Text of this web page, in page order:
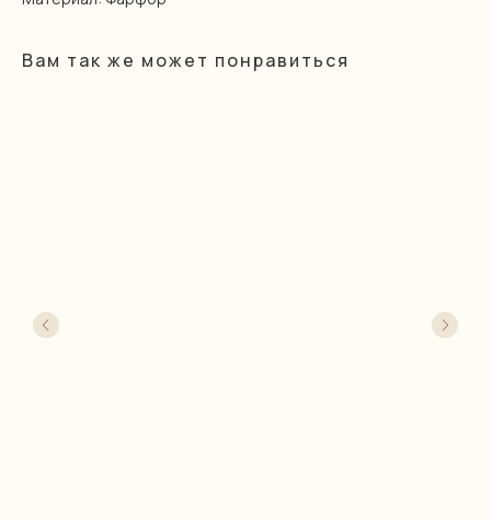
Вам так же может понравиться